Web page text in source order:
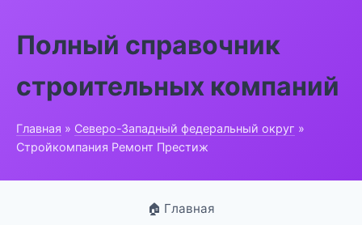
Полный справочник
строительных компаний
Главная » Северо-Западный федеральный округ »
Стройкомпания Ремонт Престиж
🏠 Главная